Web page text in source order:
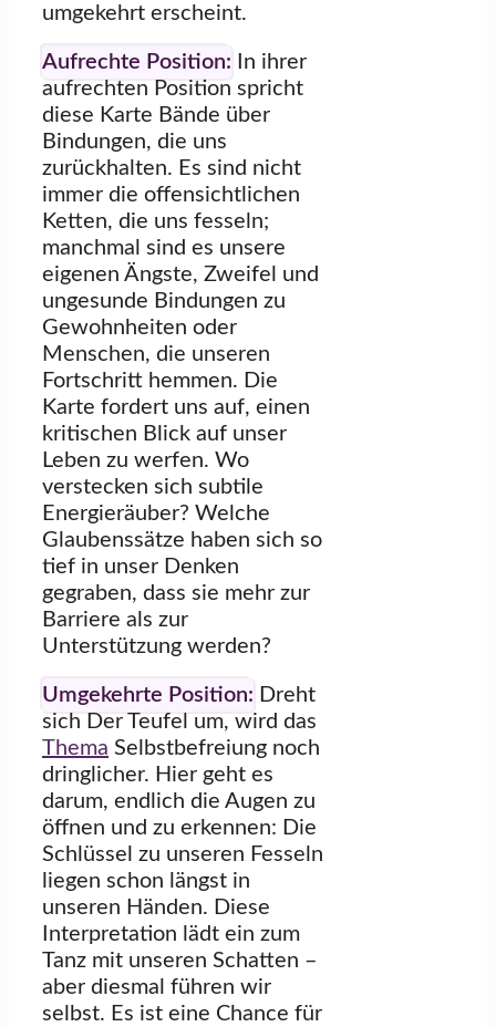
umgekehrt erscheint.
Aufrechte Position: In ihrer
aufrechten Position spricht
diese Karte Bände über
Bindungen, die uns
zurückhalten. Es sind nicht
immer die offensichtlichen
Ketten, die uns fesseln;
manchmal sind es unsere
eigenen Ängste, Zweifel und
ungesunde Bindungen zu
Gewohnheiten oder
Menschen, die unseren
Fortschritt hemmen. Die
Karte fordert uns auf, einen
kritischen Blick auf unser
Leben zu werfen. Wo
verstecken sich subtile
Energieräuber? Welche
Glaubenssätze haben sich so
tief in unser Denken
gegraben, dass sie mehr zur
Barriere als zur
Unterstützung werden?
Umgekehrte Position: Dreht
sich Der Teufel um, wird das
Thema Selbstbefreiung noch
dringlicher. Hier geht es
darum, endlich die Augen zu
öffnen und zu erkennen: Die
Schlüssel zu unseren Fesseln
liegen schon längst in
unseren Händen. Diese
Interpretation lädt ein zum
Tanz mit unseren Schatten –
aber diesmal führen wir
selbst. Es ist eine Chance für